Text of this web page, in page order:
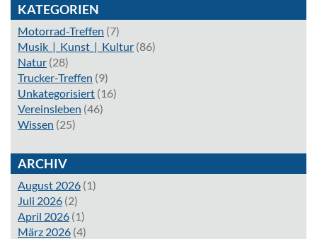
KATEGORIEN
Motorrad-Treffen (7)
Musik_|_Kunst_|_Kultur (86)
Natur (28)
Trucker-Treffen (9)
Unkategorisiert (16)
Vereinsleben (46)
Wissen (25)
ARCHIV
August 2026 (1)
Juli 2026 (2)
April 2026 (1)
März 2026 (4)